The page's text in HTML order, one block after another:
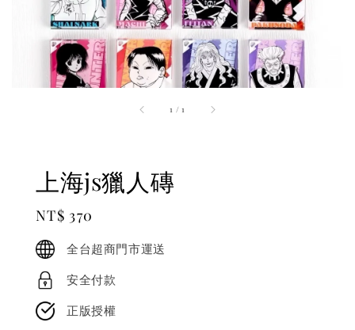
1 /1
上海js獵人磚
Regular
price
NT$ 370
全台超商門市運送
安全付款
正版授權